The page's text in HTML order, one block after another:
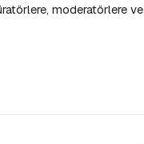
moderatörlere ve